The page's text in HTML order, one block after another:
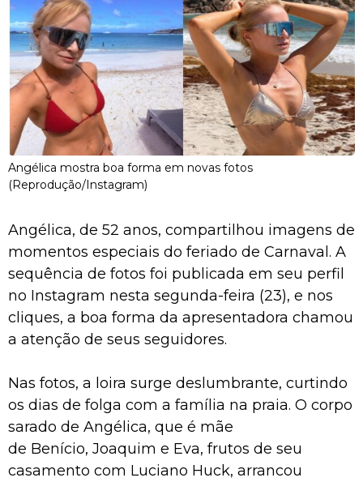
Angélica mostra boa forma em novas fotos
(Reprodução/Instagram)
Angélica, de 52 anos, compartilhou imagens de
momentos especiais do feriado de Carnaval. A
sequência de fotos foi publicada em seu perfil
no Instagram nesta segunda-feira (23), e nos
cliques, a boa forma da apresentadora chamou
a atenção de seus seguidores.
Nas fotos, a loira surge deslumbrante, curtindo
os dias de folga com a família na praia. O corpo
sarado de Angélica, que é mãe
de Benício, Joaquim e Eva, frutos de seu
casamento com Luciano Huck, arrancou